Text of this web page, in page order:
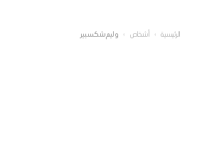
الرئيسية › أشخاص › وليم شكسبير